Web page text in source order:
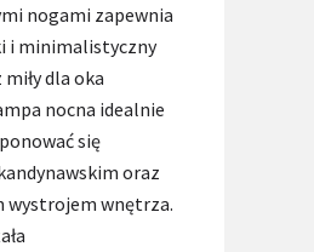
nogami zapewnia
i minimalistyczny
dla oka
nocna idealnie
się
oraz
wystrojem wnętrza.